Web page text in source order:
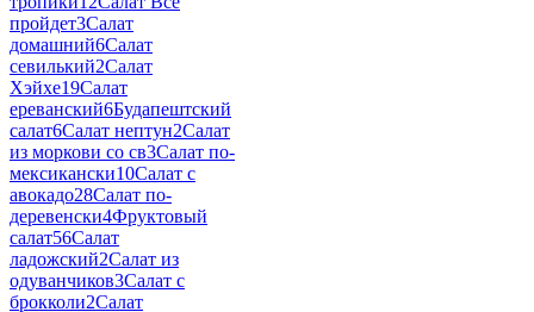
пройдет3Салат
домашний6Салат
севилький2Салат
Хэйхе19Салат
ереванский6Будапештский
салат6Салат нептун2Салат
из моркови со св3Салат по-
мексикански10Салат с
авокадо28Салат по-
деревенски4Фруктовый
салат56Салат
ладожский2Салат из
одуванчиков3Салат с
брокколи2Салат